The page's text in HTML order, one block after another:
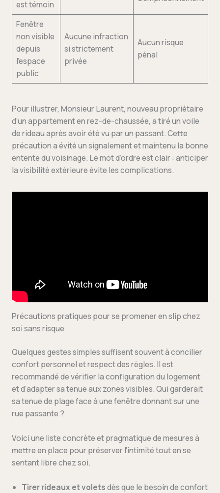
est témoin
Fenêtre
non visible
depuis
l’espace
public
Aucune infraction
si strictement
privée
Aucun risque
pénal
Pour illustrer, Monsieur Laurent, nouveau propriétaire
d’un appartement en rez-de-chaussée, a tiré un voile
de rideau après avoir été vu par un passant. Cette
précaution a évité un signalement et maintenu la bonne
entente du voisinage. Le mot d’ordre est clair : anticiper
la visibilité extérieure évite les complications.
Précautions pratiques pour se promener en slip chez
soi sans risque
Quelques gestes simples suffisent souvent à concilier
confort personnel et respect des règles. Il est
recommandé de vérifier la configuration du logement
et d’adapter sa tenue aux zones visibles. Qui garderait
sa tenue de plage face à une fenêtre donnant sur une
rue passante ?
Voici une liste concrète et pragmatique de mesures à
mettre en place pour préserver l’intimité tout en se
sentant libre chez soi.
Tirer rideaux et voletsdès que le besoin de confort